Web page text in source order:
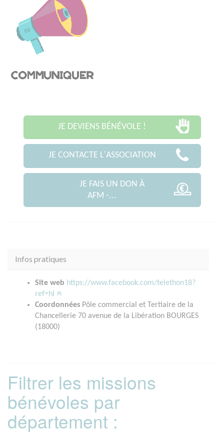
JE DEVIENS BÉNÉVOLE !
JE CONTACTE L'ASSOCIATION
JE FAIS UN DON À
AFM -...
Infos pratiques
Site web https://www.facebook.com/telethon18?
ref=hl
Coordonnées Pôle commercial et Tertiaire de la
Chancellerie 70 avenue de la Libération BOURGES
(18000)
Filtrer les missions
bénévoles par
département :